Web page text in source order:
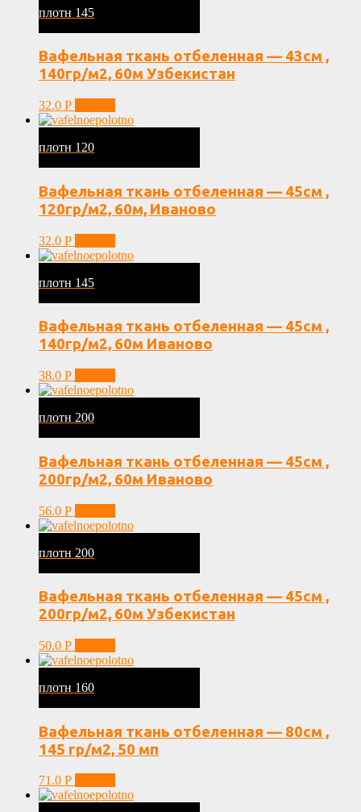
плотн 145
Вафельная ткань отбеленная — 43см ,
140гр/м2, 60м Узбекистан
32.0 Р
плотн 120
Вафельная ткань отбеленная — 45см ,
120гр/м2, 60м, Иваново
32.0 Р
плотн 145
Вафельная ткань отбеленная — 45см ,
140гр/м2, 60м Иваново
38.0 Р
плотн 200
Вафельная ткань отбеленная — 45см ,
200гр/м2, 60м Иваново
56.0 Р
плотн 200
Вафельная ткань отбеленная — 45см ,
200гр/м2, 60м Узбекистан
50.0 Р
плотн 160
Вафельная ткань отбеленная — 80см ,
145 гр/м2, 50 мп
71.0 Р